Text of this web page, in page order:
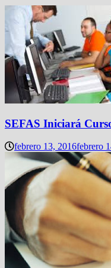
SEFAS Iniciará
febrero 13, 2016febrero